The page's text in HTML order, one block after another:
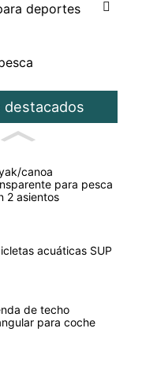
deportes
canoa
para pesca
2 asientos
acuáticas SUP
de techo
para coche